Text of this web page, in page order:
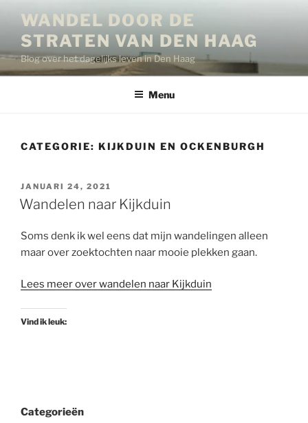
inhoud
WANDEL DOOR DE
STRATEN VAN DEN HAAG
Blog over het dagelijks leven in Den Haag
Menu
CATEGORIE: KIJKDUIN EN OCKENBURGH
GEPLAATST
OP
JANUARI 24, 2021
Wandelen naar Kijkduin
Soms denk ik wel eens dat mijn wandelingen alleen
maar over zoektochten naar mooie plekken gaan.
Lees meer over wandelen naar Kijkduin
Vind ik leuk:
Categorieën